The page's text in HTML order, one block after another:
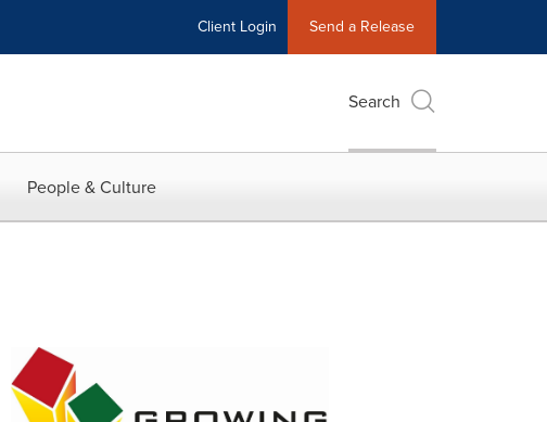
Client Login Send a Release
Search
People & Culture